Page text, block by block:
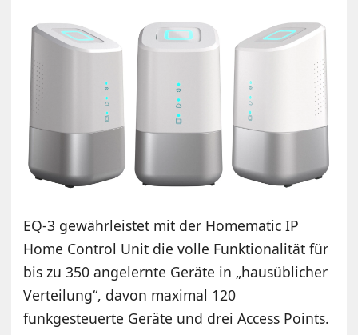
EQ-3 gewährleistet mit der Homematic IP
Home Control Unit die volle Funktionalität für
bis zu 350 angelernte Geräte in „hausüblicher
Verteilung“, davon maximal 120
funkgesteuerte Geräte und drei Access Points.